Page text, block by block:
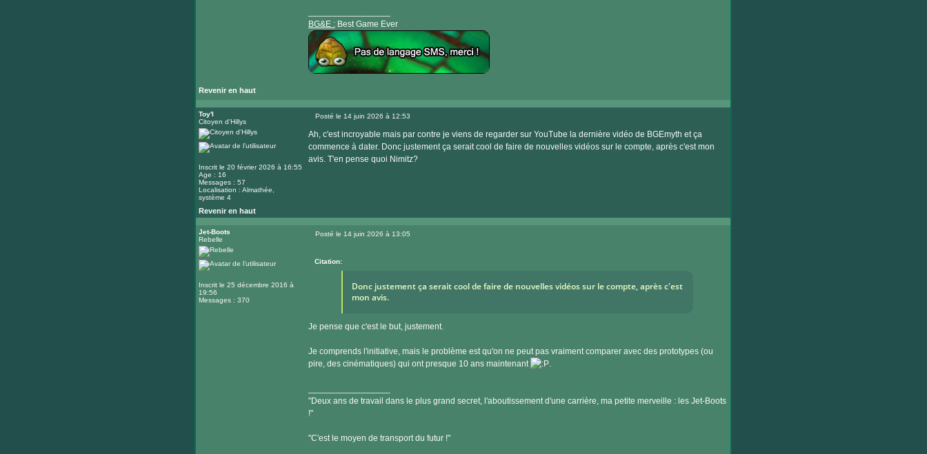
BG&E :Best Game Ever
Revenir en haut
le
site
Toy'l
Citoyen d'Hillys
Inscrit le 20 février 2026 à 16:55
Age : 16
Messages : 57
Localisation : Almathée,
système 4
Posté le 14 juin 2026 à 12:53
Ah, c'est incroyable mais par contre je viens de regarder sur YouTube la dernière vidéo de BGEmyth et ça
commence à dater. Donc justement ça serait cool de faire de nouvelles vidéos sur le compte, après c'est mon
avis. T'en pense quoi Nimitz?
Revenir en haut
Jet-Boots
Rebelle
Inscrit le 25 décembre 2016 à
19:56
Messages : 370
Posté le 14 juin 2026 à 13:05
Citation:
Donc justement ça serait cool de faire de nouvelles vidéos sur le compte, après c'est
mon avis.
Je pense que c'est le but, justement.
Je comprends l'initiative, mais le problème est qu'on ne peut pas vraiment comparer avec des prototypes (ou
pire, des cinématiques) qui ont presque 10 ans maintenant
.
"Deux ans de travail dans le plus grand secret, l'aboutissement d'une carrière, ma petite merveille : les Jet-Boots
!"
"C'est le moyen de transport du futur !"